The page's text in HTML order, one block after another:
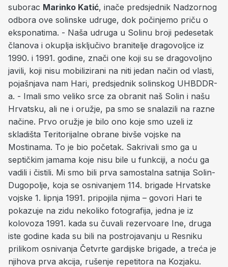
suborac Marinko Katić, inače predsjednik Nadzornog
odbora ove solinske udruge, dok počinjemo priču o
eksponatima. - Naša udruga u Solinu broji pedesetak
članova i okuplja isključivo branitelje dragovoljce iz
1990. i 1991. godine, znači one koji su se dragovoljno
javili, koji nisu mobilizirani na niti jedan način od vlasti,
pojašnjava nam Hari, predsjednik solinskog UHBDDR-
a. - Imali smo veliko srce za obranit naš Solin i našu
Hrvatsku, ali ne i oružje, pa smo se snalazili na razne
načine. Prvo oružje je bilo ono koje smo uzeli iz
skladišta Teritorijalne obrane bivše vojske na
Mostinama. To je bio početak. Sakrivali smo ga u
septičkim jamama koje nisu bile u funkciji, a noću ga
vadili i čistili. Mi smo bili prva samostalna satnija Solin-
Dugopolje, koja se osnivanjem 114. brigade Hrvatske
vojske 1. lipnja 1991. pripojila njima – govori Hari te
pokazuje na zidu nekoliko fotografija, jedna je iz
kolovoza 1991. kada su čuvali rezervoare Ine, druga
iste godine kada su bili na postrojavanju u Resniku
prilikom osnivanja Četvrte gardijske brigade, a treća je
njihova prva akcija, rušenje repetitora na Kozjaku.